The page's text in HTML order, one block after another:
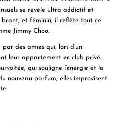
se révèle ultra addictif et
et féminin, il reflète tout ce
Jimmy Choo.
des amies qui, lors d’un
leur appartement en club privé.
qui souligne l’énergie et la
nouveau parfum, elles improvisent